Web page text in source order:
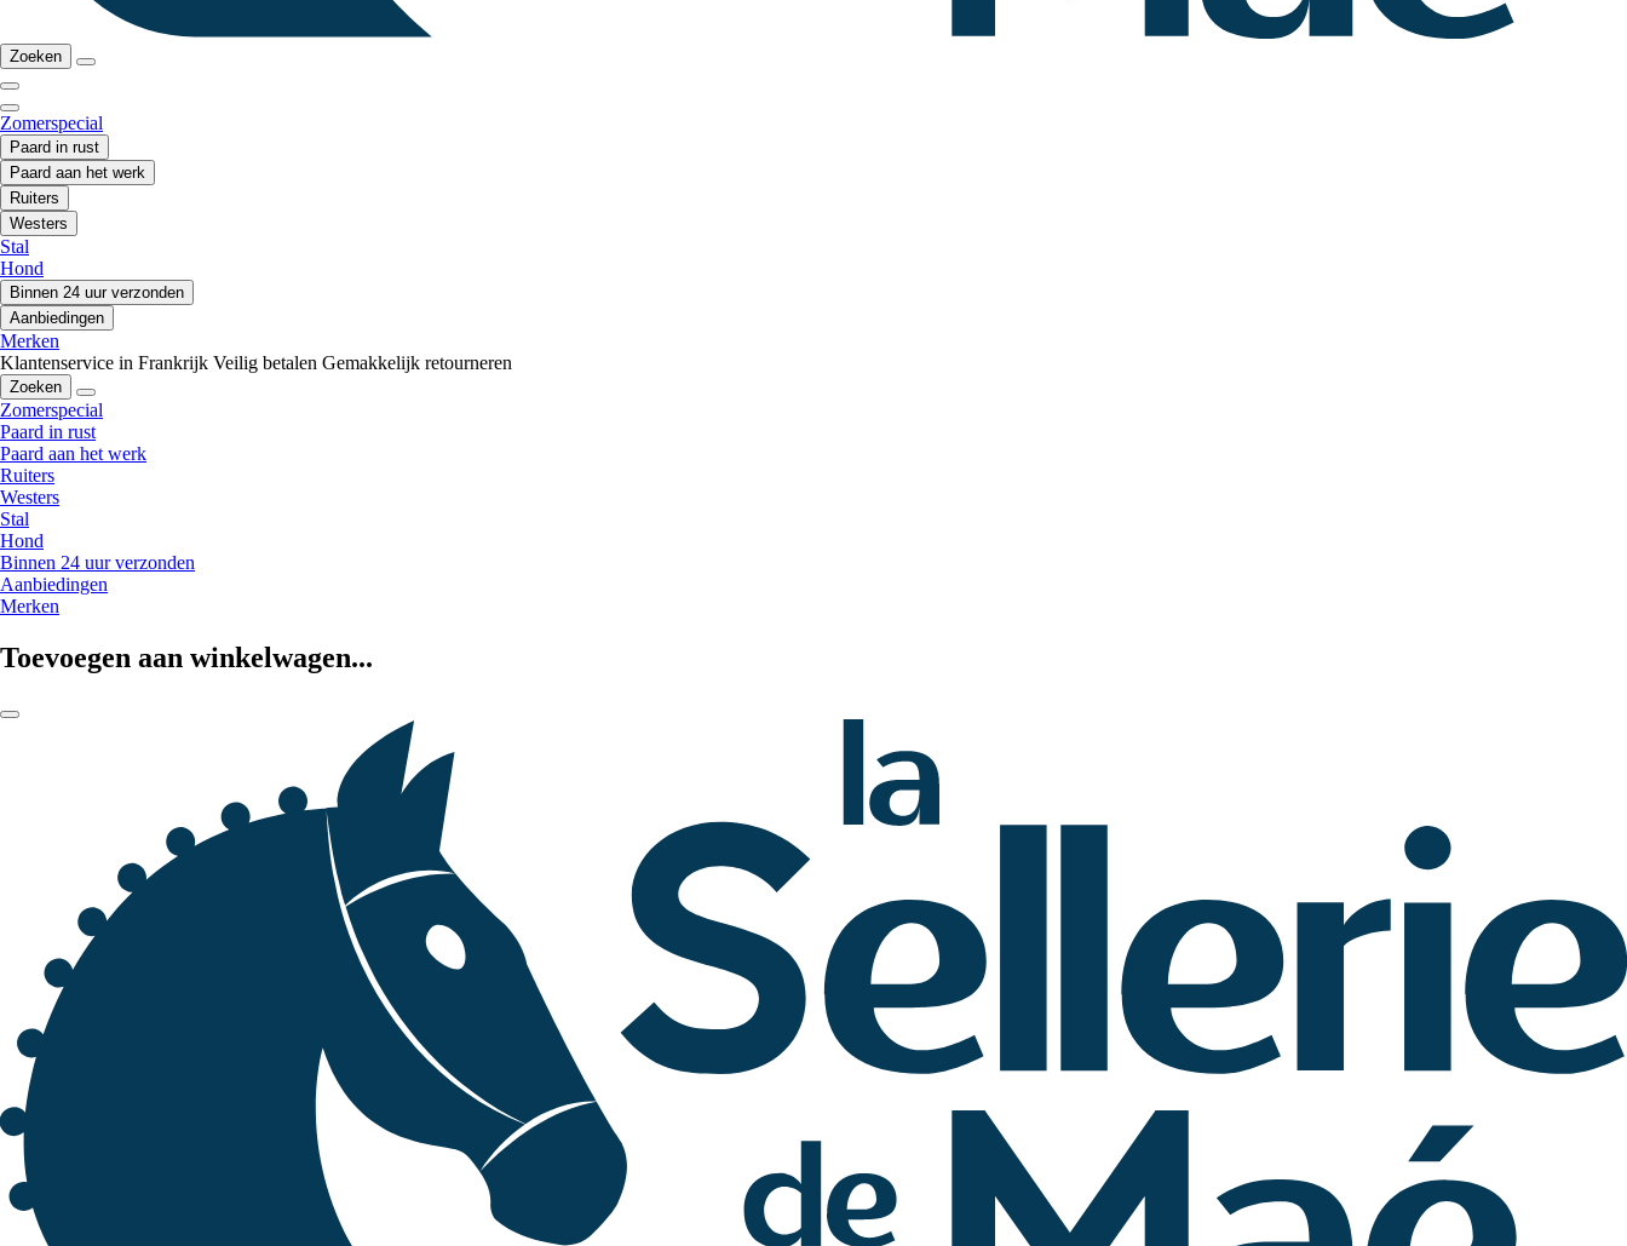
Zoeken
Zomerspecial
Paard in rust
Paard aan het werk
Ruiters
Westers
Stal
Hond
Binnen 24 uur verzonden
Aanbiedingen
Merken
Klantenservice in Frankrijk Veilig betalen Gemakkelijk retourneren
Zoeken
Zomerspecial
Paard in rust
Paard aan het werk
Ruiters
Westers
Stal
Hond
Binnen 24 uur verzonden
Aanbiedingen
Merken
Toevoegen aan winkelwagen...